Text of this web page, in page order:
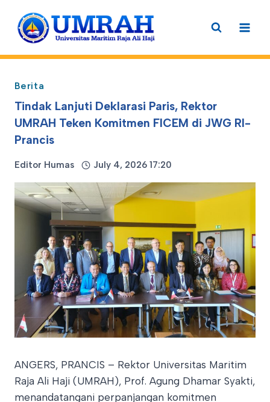
content
Berita
Tindak Lanjuti Deklarasi Paris, Rektor
UMRAH Teken Komitmen FICEM di JWG RI-
Prancis
Editor Humas July 4, 2026 17:20
ANGERS, PRANCIS – Rektor Universitas Maritim
Raja Ali Haji (UMRAH), Prof. Agung Dhamar Syakti,
menandatangani perpanjangan komitmen